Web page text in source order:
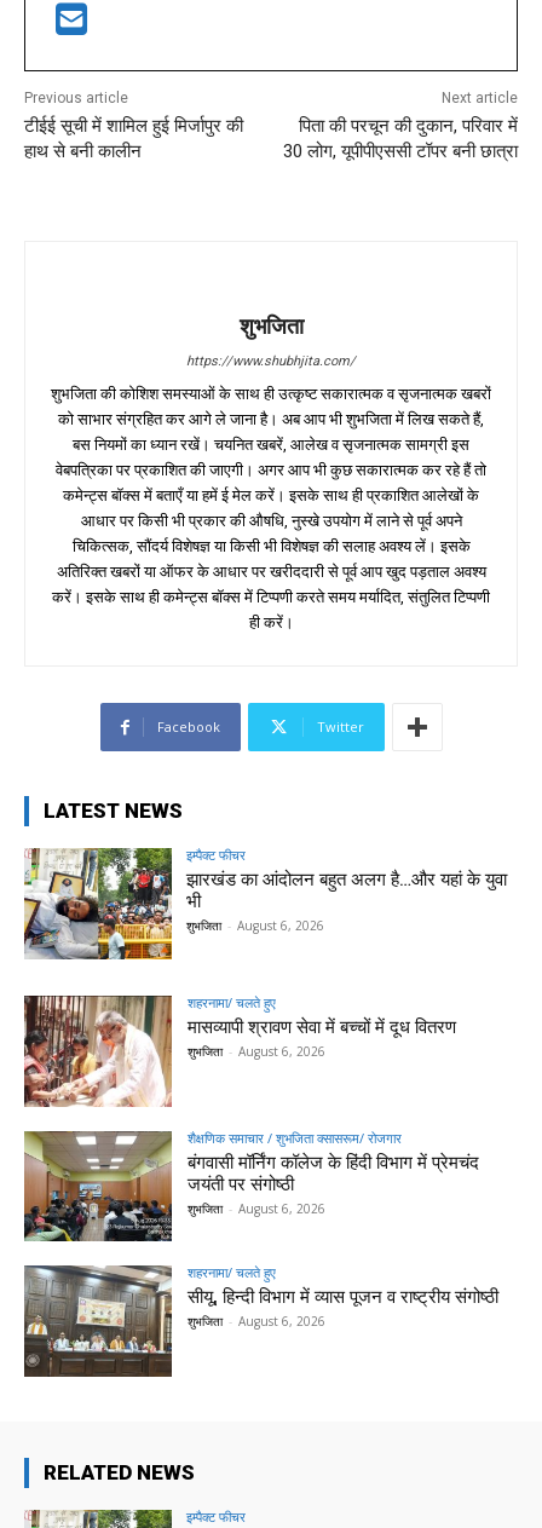
Previous article
टीईई सूची में शामिल हुई मिर्जापुर की
हाथ से बनी कालीन
Next article
पिता की परचून की दुकान, परिवार में
30 लोग, यूपीपीएससी टॉपर बनी छात्रा
शुभजिता
https://www.shubhjita.com/
शुभजिता की कोशिश समस्याओं के साथ ही उत्कृष्ट सकारात्मक व सृजनात्मक खबरों
को साभार संग्रहित कर आगे ले जाना है। अब आप भी शुभजिता में लिख सकते हैं,
बस नियमों का ध्यान रखें। चयनित खबरें, आलेख व सृजनात्मक सामग्री इस
वेबपत्रिका पर प्रकाशित की जाएगी। अगर आप भी कुछ सकारात्मक कर रहे हैं तो
कमेन्ट्स बॉक्स में बताएँ या हमें ई मेल करें। इसके साथ ही प्रकाशित आलेखों के
आधार पर किसी भी प्रकार की औषधि, नुस्खे उपयोग में लाने से पूर्व अपने
चिकित्सक, सौंदर्य विशेषज्ञ या किसी भी विशेषज्ञ की सलाह अवश्य लें। इसके
अतिरिक्त खबरों या ऑफर के आधार पर खरीददारी से पूर्व आप खुद पड़ताल अवश्य
करें। इसके साथ ही कमेन्ट्स बॉक्स में टिप्पणी करते समय मर्यादित, संतुलित टिप्पणी
ही करें।
Facebook Twitter
LATEST NEWS
इम्पैक्ट फीचर
झारखंड का आंदोलन बहुत अलग है…और यहां के युवा
भी
शुभजिता - August 6, 2026
शहरनामा/ चलते हुए
मासव्यापी श्रावण सेवा में बच्चों में दूध वितरण
शुभजिता - August 6, 2026
शैक्षणिक समाचार / शुभजिता क्सासरूम/ रोजगार
बंगवासी मॉर्निंग कॉलेज के हिंदी विभाग में प्रेमचंद
जयंती पर संगोष्ठी
शुभजिता - August 6, 2026
शहरनामा/ चलते हुए
सीयू, हिन्दी विभाग में व्यास पूजन व राष्ट्रीय संगोष्ठी
शुभजिता - August 6, 2026
RELATED NEWS
इम्पैक्ट फीचर